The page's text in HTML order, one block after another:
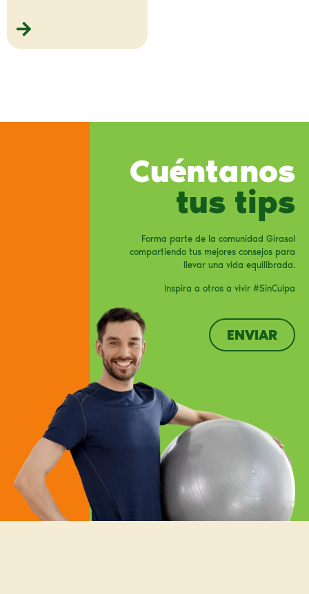
Cuéntanos
tus tips
Forma parte de la comunidad Girasol
compartiendo tus mejores consejos para
llevar una vida equilibrada.
Inspira a otros a vivir #SinCulpa
ENVIAR